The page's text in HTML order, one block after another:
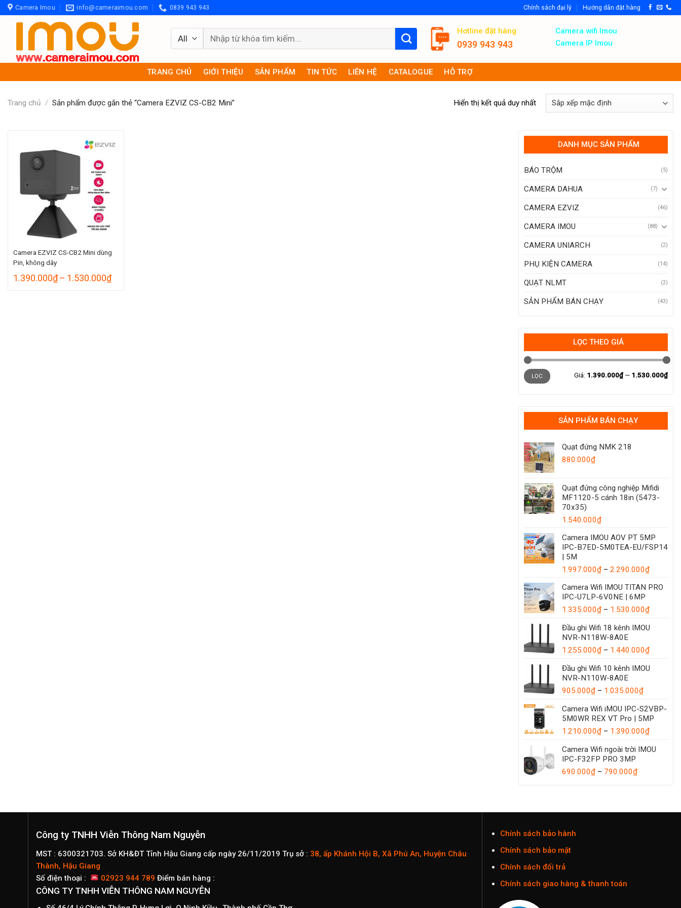
Skip
to
Camera Imou info@cameraimou.com 0839 943 943 Chính sách đại lý Hướng dẫn đặt hàng
Tìm
kiếm:
Hotline đặt hàng
0939 943 943
Camera wifi Imou
Camera IP Imou
TRANG CHỦ GIỚI THIỆU SẢN PHẨM TIN TỨC LIÊN HỆ CATALOGUE HỖ TRỢ
Trang chủ / Sản phẩm được gắn thẻ “Camera EZVIZ CS-CB2 Mini” Hiển thị kết quả duy nhất
Camera EZVIZ CS-CB2 Mini dùng
Pin, không dây
1.390.000₫ – 1.530.000₫Khoảng
giá:
DANH MỤC SẢN PHẨM
BÁO TRỘM (5)
CAMERA DAHUA (7)
CAMERA EZVIZ (46)
CAMERA IMOU (88)
CAMERA UNIARCH (2)
PHỤ KIỆN CAMERA (14)
QUẠT NLMT (2)
SẢN PHẨM BÁN CHẠY (43)
LỌC THEO GIÁ
Giá
tối
thiểu
Giá
tối
đa
LỌC Giá: 1.390.000₫— 1.530.000₫
SẢN PHẨM BÁN CHẠY
Quạt đứng NMK 218
880.000₫
Quạt đứng công nghiệp Mifidi
MF1120-5 cánh 18in (5473-
70x35)
1.540.000₫
Camera IMOU AOV PT 5MP
IPC-B7ED-5M0TEA-EU/FSP14
| 5M
1.997.000₫ – 2.290.000₫Khoảng
từ
đến
Camera Wifi IMOU TITAN PRO
IPC-U7LP-6V0NE | 6MP
1.335.000₫ – 1.530.000₫Khoảng
từ
đến
Đầu ghi Wifi 18 kênh IMOU
NVR-N118W-8A0E
1.255.000₫ – 1.440.000₫Khoảng
từ
Đầu ghi Wifi 10 kênh IMOU
NVR-N110W-8A0E
905.000₫ – 1.035.000₫Khoảng
từ
905.000₫
đến
Camera Wifi iMOU IPC-S2VBP-
5M0WR REX VT Pro | 5MP
1.210.000₫ – 1.390.000₫Khoảng
từ
Camera Wifi ngoài trời IMOU
IPC-F32FP PRO 3MP
690.000₫ – 790.000₫Khoảng
đến
Công ty TNHH Viễn Thông Nam Nguyễn
MST : 6300321703. Sở KH&ĐT Tỉnh Hậu Giang cấp ngày 26/11/2019 Trụ sở : 38, ấp Khánh Hội B, Xã Phú An, Huyện Châu
Thành, Hậu Giang
Số điện thoại :
02923 944 789 Điểm bán hàng :
CÔNG TY TNHH VIỄN THÔNG NAM NGUYỄN
Chính sách bảo hành
Chính sách bảo mật
Chính sách đổi trả
Chính sách giao hàng & thanh toán